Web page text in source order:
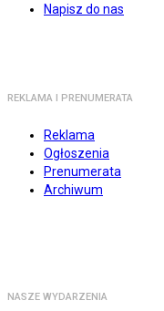
Napisz do nas
REKLAMA I PRENUMERATA
Reklama
Ogłoszenia
Prenumerata
Archiwum
NASZE WYDARZENIA